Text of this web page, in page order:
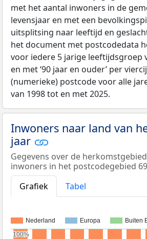
met het aantal inwoners in de
levensjaar en met een
uitsplitsing naar leeftijd en
het document met postcodedata
voor iedere 5 jarige leeftijdsgroep
en met ‘90 jaar en ouder’ per
(numerieke) postcode voor alle
van 1998 tot en met 2025.
Inwoners naar land van
jaar
Gegevens over de
inwoners in het postcodegebied
Grafiek
Tabel
Nederland Europa Buiten
100%
100%